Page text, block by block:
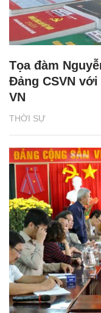
THỜI SỰ
Tọa đàm
Đảng CSVN
VN